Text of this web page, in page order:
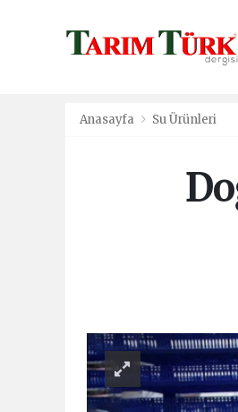
Anasayfa Su Ürünleri